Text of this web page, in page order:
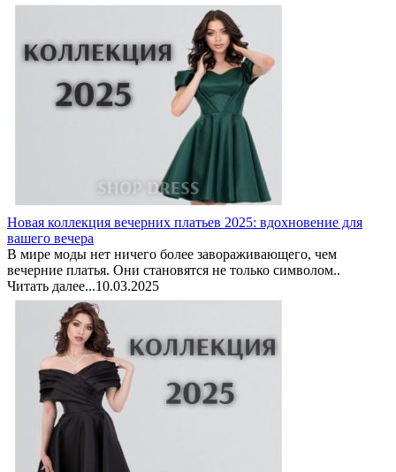
Новая коллекция вечерних платьев 2025: вдохновение для
вашего вечера
В мире моды нет ничего более завораживающего, чем
вечерние платья. Они становятся не только символом..
Читать далее...10.03.2025